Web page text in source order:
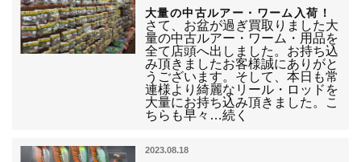
大量の中古ルアー・ワーム入荷！
さて、お盆が過ぎ買取りました大
量の中古ルアー・ワーム・用品を
全て店頭へ出しました。お持ち込
み頂きましたお客様誠にありがと
うございます。そして、本日も常
連様より綺麗なリール・ロッドを
大量にお持ち込み頂きました。こ
ちらも早々…続く
2023.08.18